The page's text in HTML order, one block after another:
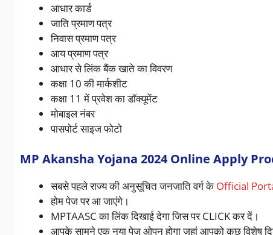
आधार कार्ड
जाति प्रमाण पत्र
निवास प्रमाण पत्र
आय प्रमाण पत्र
आधार से लिंक बैंक खाते का विवरण
कक्षा 10 की मार्कशीट
कक्षा 11 में प्रवेश का डॉक्यूमेंट
मोबाइल नंबर
पासपोर्ट साइज फोटो
MP Akansha Yojana 2024 Online Apply
सबसे पहले राज्य की अनुसूचित जनजाति वर्ग के Official
होम पेज पर आ जाएंगे।
MPTAASC का लिंक दिखाई देगा जिस पर CLICK कर दें।
आपके सामने एक नया पेज ओपन होगा जहां आपको कुछ विशेष